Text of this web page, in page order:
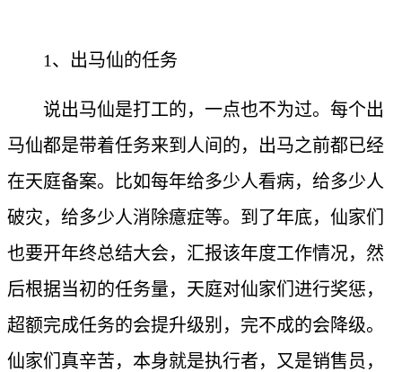
1、出马仙的任务
说出马仙是打工的，一点也不为过。每个出
马仙都是带着任务来到人间的，出马之前都已经
在天庭备案。比如每年给多少人看病，给多少人
破灾，给多少人消除癔症等。到了年底，仙家们
也要开年终总结大会，汇报该年度工作情况，然
后根据当初的任务量，天庭对仙家们进行奖惩，
超额完成任务的会提升级别，完不成的会降级。
仙家们真辛苦，本身就是执行者，又是销售员，